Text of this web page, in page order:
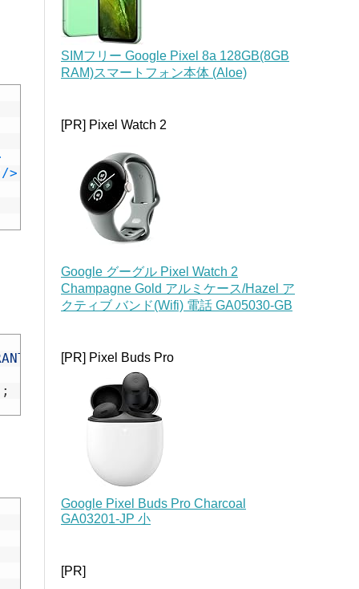
/>
{
;
SIMフリー Google Pixel 8a 128GB(8GB
RAM)スマートフォン本体 (Aloe)
[PR] Pixel Watch 2
Google グーグル Pixel Watch 2
Champagne Gold アルミケース/Hazel ア
クティブ バンド(Wifi) 電話 GA05030-GB
[PR] Pixel Buds Pro
Google Pixel Buds Pro Charcoal
GA03201-JP 小
[PR]